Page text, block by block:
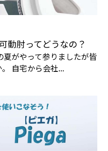
動肘ってどうなの？
がやって参りましたが皆
自宅から会社...